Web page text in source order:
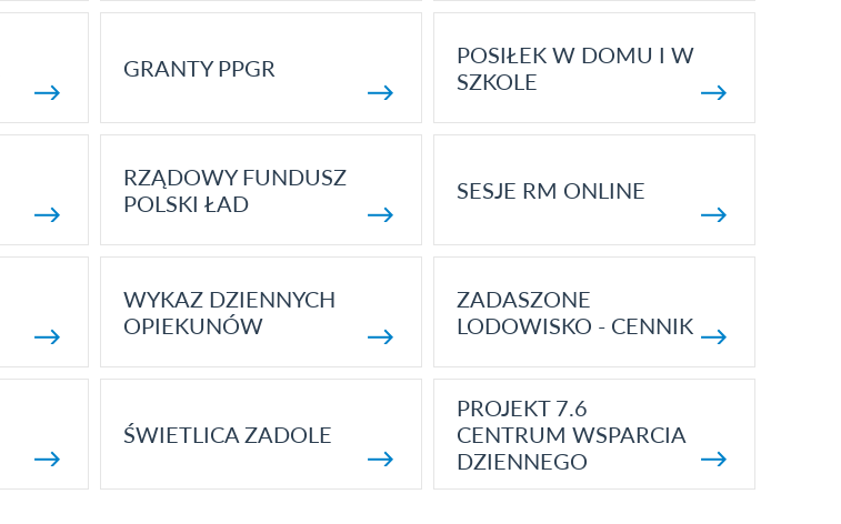
GRANTY PPGR
POSIŁEK W DOMU I W
SZKOLE
RZĄDOWY FUNDUSZ
POLSKI ŁAD
SESJE RM ONLINE
WYKAZ DZIENNYCH
OPIEKUNÓW
ZADASZONE
LODOWISKO - CENNIK
ŚWIETLICA ZADOLE
PROJEKT 7.6
CENTRUM WSPARCIA
DZIENNEGO